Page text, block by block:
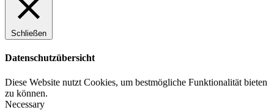
Schließen
Datenschutzübersicht
Diese Website nutzt Cookies, um bestmögliche Funktionalität bieten
zu können.
Necessary